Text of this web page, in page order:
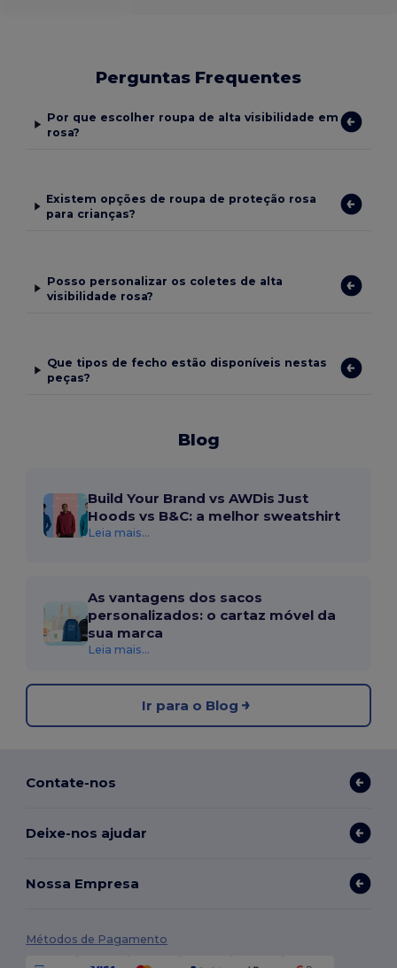
Perguntas Frequentes
Por que escolher roupa de alta visibilidade em
rosa?
Existem opções de roupa de proteção rosa
para crianças?
Posso personalizar os coletes de alta
visibilidade rosa?
Que tipos de fecho estão disponíveis nestas
peças?
Blog
Build Your Brand vs AWDis Just
Hoods vs B&C: a melhor sweatshirt
Leia mais...
As vantagens dos sacos
personalizados: o cartaz móvel da
sua marca
Leia mais...
Ir para o Blog
Contate-nos
Deixe-nos ajudar
Nossa Empresa
Métodos de Pagamento